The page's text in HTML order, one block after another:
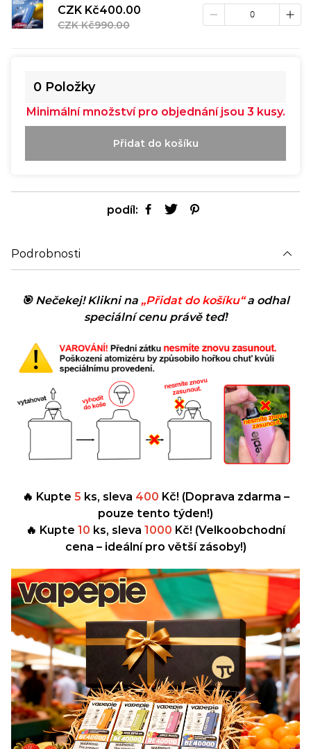
CZK Kč400.00
CZK Kč990.00
0 Položky
Minimální množství pro objednání jsou 3 kusy.
Přidat do košíku
podíl:
Podrobnosti
🎯 Nečekej! Klikni na „Přidat do košíku“a odhal
speciální cenu právě teď!
🔥 Kupte 5 ks, sleva 400 Kč! (Doprava zdarma –
pouze tento týden!)
🔥 Kupte 10 ks, sleva 1000 Kč! (Velkoobchodní
cena – ideální pro větší zásoby!)